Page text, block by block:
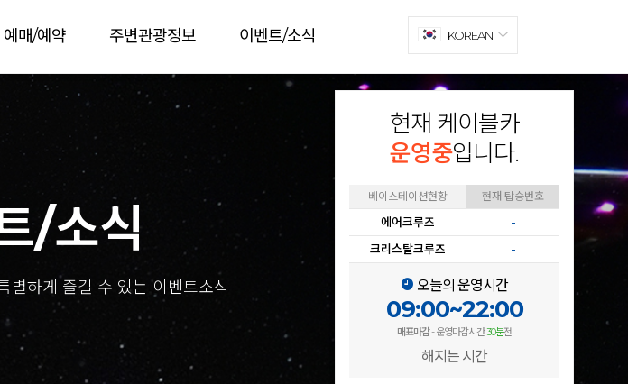
현재 케이블카
운영중입니다.
베이스테이션현황 현재 탑승번호
에어크루즈
-
크리스탈크루즈
-
오늘의 운영시간
09:00~22:00
매표마감- 운영마감시간30분전
해지는 시간
예매/예약 주변관광정보 이벤트/소식 KOREAN
/소식
별하게 즐길 수 있는 이벤트소식